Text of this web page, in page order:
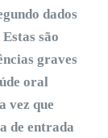
dados
são
graves
oral
vez que
de entrada